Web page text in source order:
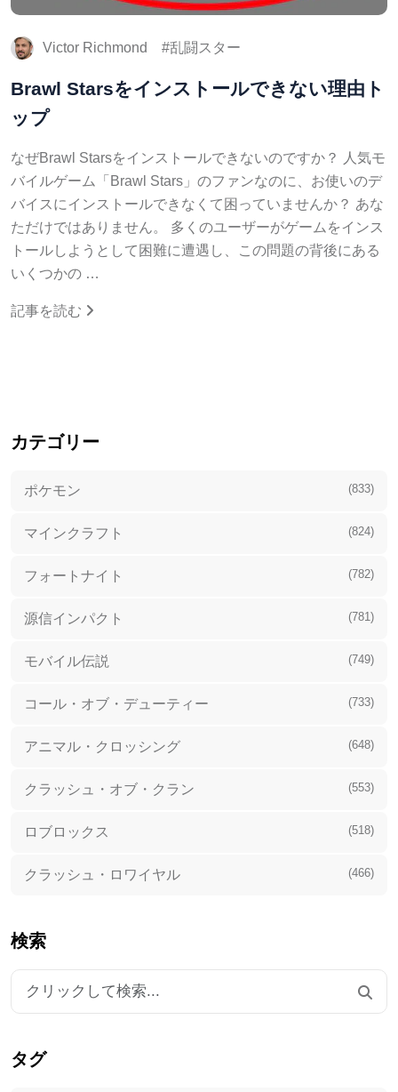
Victor Richmond 乱闘スター
Brawl Starsをインストールできない理由ト
ップ
なぜBrawl Starsをインストールできないのですか？ 人気モ
バイルゲーム「Brawl Stars」のファンなのに、お使いのデ
バイスにインストールできなくて困っていませんか？ あな
ただけではありません。 多くのユーザーがゲームをインス
トールしようとして困難に遭遇し、この問題の背後にある
いくつかの …
記事を読む
カテゴリー
ポケモン (833)
マインクラフト (824)
フォートナイト (782)
源信インパクト (781)
モバイル伝説 (749)
コール・オブ・デューティー (733)
アニマル・クロッシング (648)
クラッシュ・オブ・クラン (553)
ロブロックス (518)
クラッシュ・ロワイヤル (466)
検索
タグ